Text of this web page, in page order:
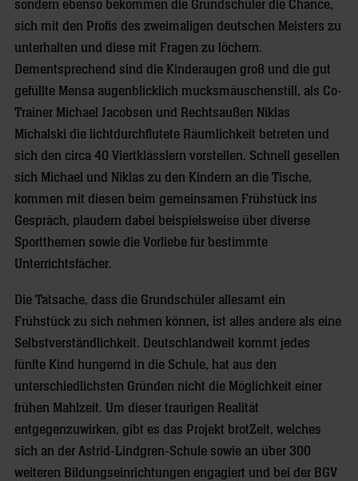
sondern ebenso bekommen die Grundschüler die Chance,
sich mit den Profis des zweimaligen deutschen Meisters zu
unterhalten und diese mit Fragen zu löchern.
Dementsprechend sind die Kinderaugen groß und die gut
gefüllte Mensa augenblicklich mucksmäuschenstill, als Co-
Trainer Michael Jacobsen und Rechtsaußen Niklas
Michalski die lichtdurchflutete Räumlichkeit betreten und
sich den circa 40 Viertklässlern vorstellen. Schnell gesellen
sich Michael und Niklas zu den Kindern an die Tische,
kommen mit diesen beim gemeinsamen Frühstück ins
Gespräch, plaudern dabei beispielsweise über diverse
Sportthemen sowie die Vorliebe für bestimmte
Unterrichtsfächer.
Die Tatsache, dass die Grundschüler allesamt ein
Frühstück zu sich nehmen können, ist alles andere als eine
Selbstverständlichkeit. Deutschlandweit kommt jedes
fünfte Kind hungernd in die Schule, hat aus den
unterschiedlichsten Gründen nicht die Möglichkeit einer
frühen Mahlzeit. Um dieser traurigen Realität
entgegenzuwirken, gibt es das Projekt brotZeit, welches
sich an der Astrid-Lindgren-Schule sowie an über 300
weiteren Bildungseinrichtungen engagiert und bei der BGV